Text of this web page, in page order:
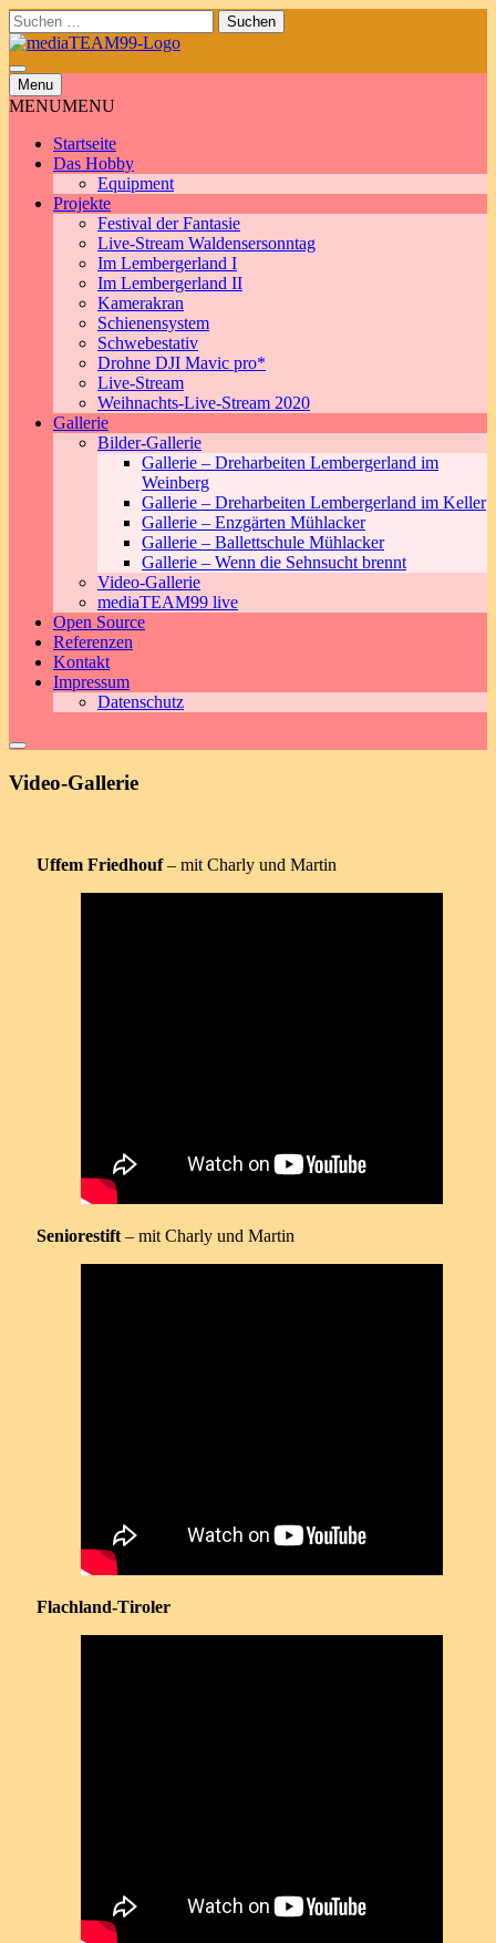
Skip
to
content
Suchen
nach:
Menu
MENUMENU
Startseite
Das Hobby
Equipment
Projekte
Festival der Fantasie
Live-Stream Waldensersonntag
Im Lembergerland I
Im Lembergerland II
Kamerakran
Schienensystem
Schwebestativ
Drohne DJI Mavic pro*
Live-Stream
Weihnachts-Live-Stream 2020
Gallerie
Bilder-Gallerie
Gallerie – Dreharbeiten Lembergerland im
Weinberg
Gallerie – Dreharbeiten Lembergerland im Keller
Gallerie – Enzgärten Mühlacker
Gallerie – Ballettschule Mühlacker
Gallerie – Wenn die Sehnsucht brennt
Video-Gallerie
mediaTEAM99 live
Open Source
Referenzen
Kontakt
Impressum
Datenschutz
Video-Gallerie
Uffem Friedhouf– mit Charly und Martin
Seniorestift– mit Charly und Martin
Flachland-Tiroler